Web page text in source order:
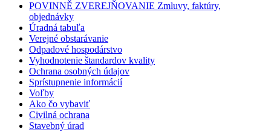
POVINNĚ ZVEREJŇOVANIE Zmluvy, faktúry,
objednávky
Úradná tabuľa
Verejné obstarávanie
Odpadové hospodárstvo
Vyhodnotenie štandardov kvality
Ochrana osobných údajov
Sprístupnenie informácií
Voľby
Ako čo vybaviť
Civilná ochrana
Stavebný úrad